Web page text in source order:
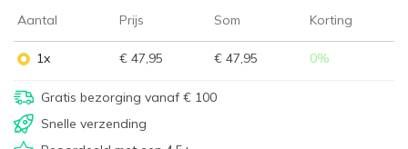
Aantal Prijs Som Korting
1x € 47,95 € 47,95 0%
Gratis bezorging vanaf € 100
Snelle verzending